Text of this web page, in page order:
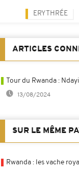
ERYTHRÉE
ARTICLES
Tour du Rwanda :
13/08/2024
SUR LE MÊME
Rwanda : les vache